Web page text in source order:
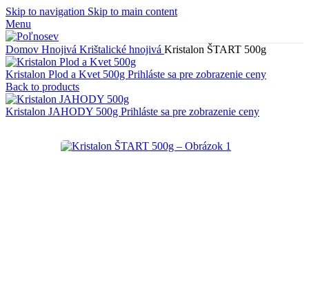
Skip to navigation Skip to main content
Menu
Domov Hnojivá Krištalické hnojivá Kristalon ŠTART 500g
Kristalon Plod a Kvet 500g Prihláste sa pre zobrazenie ceny
Back to products
Kristalon JAHODY 500g Prihláste sa pre zobrazenie ceny